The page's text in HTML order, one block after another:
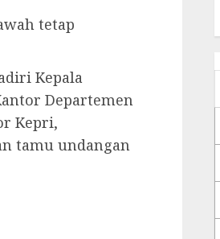
tetap
Kepala
Departemen
Kepri,
tamu undangan